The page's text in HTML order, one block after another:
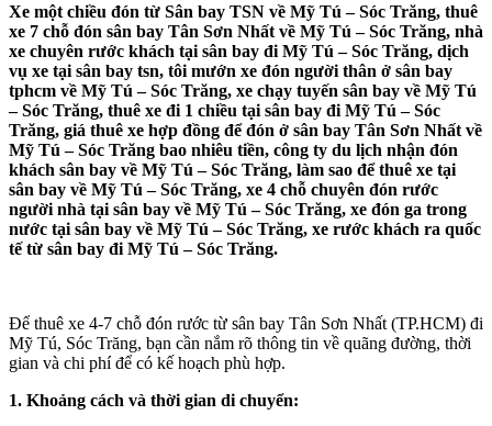
Xe một chiều đón từ Sân bay TSN về Mỹ Tú – Sóc Trăng, thuê
xe 7 chỗ đón sân bay Tân Sơn Nhất về Mỹ Tú – Sóc Trăng, nhà
xe chuyên rước khách tại sân bay đi Mỹ Tú – Sóc Trăng, dịch
vụ xe tại sân bay tsn, tôi mướn xe đón người thân ở sân bay
tphcm về Mỹ Tú – Sóc Trăng, xe chạy tuyến sân bay về Mỹ Tú
– Sóc Trăng, thuê xe đi 1 chiều tại sân bay đi Mỹ Tú – Sóc
Trăng, giá thuê xe hợp đồng để đón ở sân bay Tân Sơn Nhất về
Mỹ Tú – Sóc Trăng bao nhiêu tiền, công ty du lịch nhận đón
khách sân bay về Mỹ Tú – Sóc Trăng, làm sao để thuê xe tại
sân bay về Mỹ Tú – Sóc Trăng, xe 4 chỗ chuyên đón rước
người nhà tại sân bay về Mỹ Tú – Sóc Trăng, xe đón ga trong
nước tại sân bay về Mỹ Tú – Sóc Trăng, xe rước khách ra quốc
tế từ sân bay đi Mỹ Tú – Sóc Trăng.
Để thuê xe 4-7 chỗ đón rước từ sân bay Tân Sơn Nhất (TP.HCM) đi
Mỹ Tú, Sóc Trăng, bạn cần nắm rõ thông tin về quãng đường, thời
gian và chi phí để có kế hoạch phù hợp.
1. Khoảng cách và thời gian di chuyển: